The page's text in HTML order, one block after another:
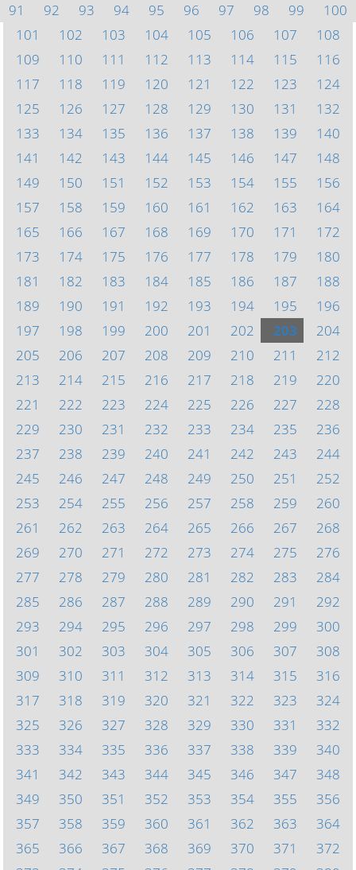
91
92 93 94 95 96 97 98 99
100
101
102 103 104 105 106 107
108
109
110 111 112 113 114 115
116
117
118 119 120 121 122 123
124
125
126 127 128 129 130 131
132
133
134 135 136 137 138 139
140
141
142 143 144 145 146 147
148
149
150 151 152 153 154 155
156
157
158 159 160 161 162 163
164
165
166 167 168 169 170 171
172
173
174 175 176 177 178 179
180
181
182 183 184 185 186 187
188
189
190 191 192 193 194 195
196
197
198 199 200 201 202 203
204
205
206 207 208 209 210 211
212
213
214 215 216 217 218 219
220
221
222 223 224 225 226 227
228
229
230 231 232 233 234 235
236
237
238 239 240 241 242 243
244
245
246 247 248 249 250 251
252
253
254 255 256 257 258 259
260
261
262 263 264 265 266 267
268
269
270 271 272 273 274 275
276
277
278 279 280 281 282 283
284
285
286 287 288 289 290 291
292
293
294 295 296 297 298 299
300
301
302 303 304 305 306 307
308
309
310 311 312 313 314 315
316
317
318 319 320 321 322 323
324
325
326 327 328 329 330 331
332
333
334 335 336 337 338 339
340
341
342 343 344 345 346 347
348
349
350 351 352 353 354 355
356
357
358 359 360 361 362 363
364
365
366 367 368 369 370 371
372